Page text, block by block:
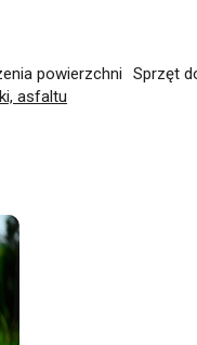
powierzchni
Sprzęt
asfaltu